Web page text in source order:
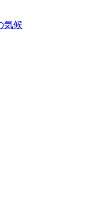
気候